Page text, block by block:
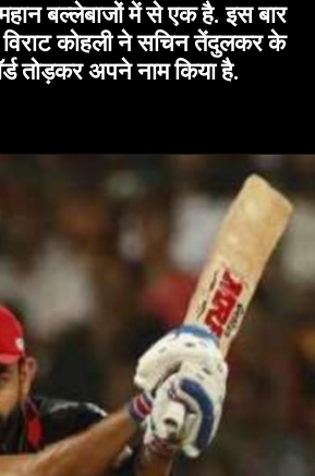
बल्लेबाजों में से एक है. इस बार
कोहली ने सचिन तेंदुलकर के
तोड़कर अपने नाम किया है.